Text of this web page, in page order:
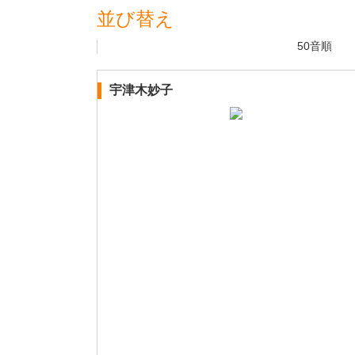
並び替え
50音順
宇津木妙子